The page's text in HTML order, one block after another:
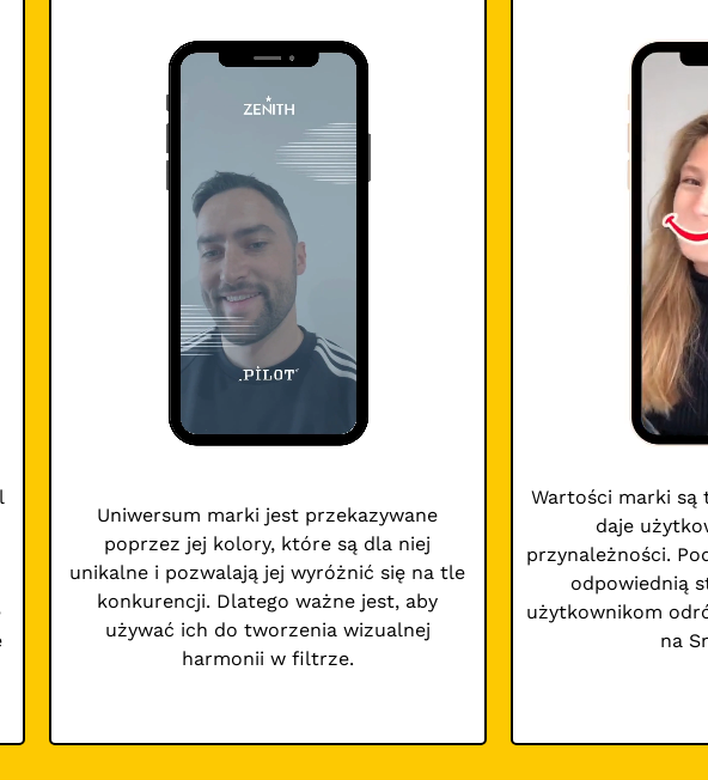
Uniwersum marki jest przekazywane
poprzez jej kolory, które są dla niej
unikalne i pozwalają jej wyróżnić się na tle
konkurencji. Dlatego ważne jest, aby
używać ich do tworzenia wizualnej
harmonii w filtrze.
Wartości marki są
daje
przynależności.
odpowiednią
użytkownikom
na